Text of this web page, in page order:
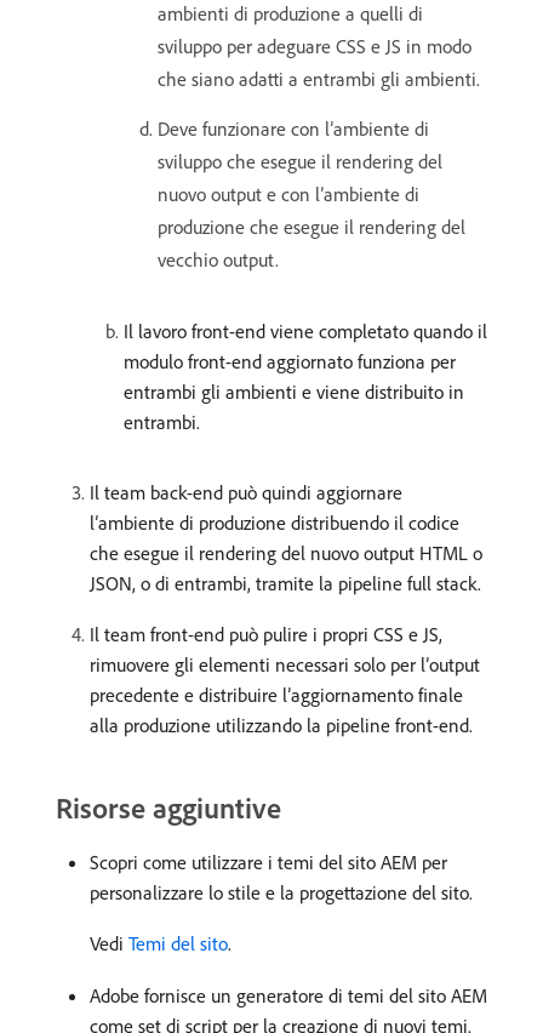
ambienti di produzione a quelli di
sviluppo per adeguare CSS e JS in modo
che siano adatti a entrambi gli ambienti.
Deve funzionare con l’ambiente di
sviluppo che esegue il rendering del
nuovo output e con l’ambiente di
produzione che esegue il rendering del
vecchio output.
Il lavoro front-end viene completato quando il
modulo front-end aggiornato funziona per
entrambi gli ambienti e viene distribuito in
entrambi.
Il team back-end può quindi aggiornare
l’ambiente di produzione distribuendo il codice
che esegue il rendering del nuovo output HTML o
JSON, o di entrambi, tramite la pipeline full stack.
Il team front-end può pulire i propri CSS e JS,
rimuovere gli elementi necessari solo per l’output
precedente e distribuire l’aggiornamento finale
alla produzione utilizzando la pipeline front-end.
Risorse aggiuntive
Scopri come utilizzare i temi del sito AEM per
personalizzare lo stile e la progettazione del sito.
Vedi Temi del sito.
Adobe fornisce un generatore di temi del sito AEM
come set di script per la creazione di nuovi temi.